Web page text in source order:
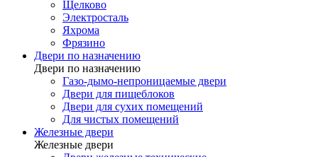
Щелково
Электросталь
Яхрома
Фрязино
Двери по назначению
Двери по назначению
Газо-дымо-непроницаемые двери
Двери для пищеблоков
Двери для сухих помещений
Для чистых помещений
Железные двери
Железные двери